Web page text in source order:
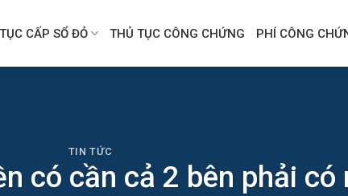
CẤP SỔ ĐỎ THỦ TỤC CÔNG CHỨNG PHÍ CÔNG
TIN TỨC
có cần cả 2 bên phải có